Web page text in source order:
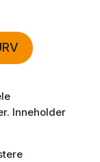
kr.
Inneholder